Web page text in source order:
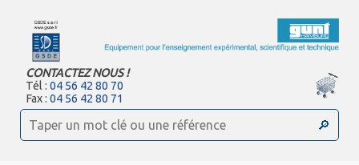
CONTACTEZ NOUS !
Tél :04 56 42 80 70
Fax :04 56 42 80 71